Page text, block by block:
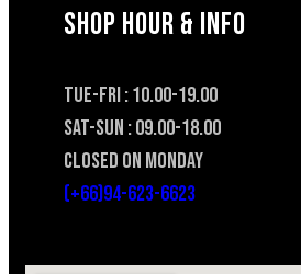
SHOP HOUR & INFO
TUE-FRI : 10.00-19.00
SAT-SUN : 09.00-18.00
CLOSED ON MONDAY
(+66)94-623-6623